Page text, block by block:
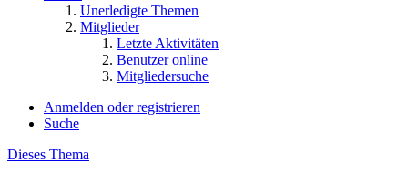
Unerledigte Themen
Mitglieder
Letzte Aktivitäten
Benutzer online
Mitgliedersuche
Anmelden oder registrieren
Suche
Dieses Thema